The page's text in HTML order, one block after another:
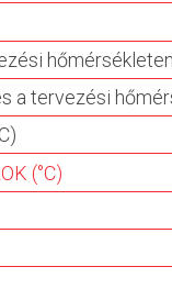
hőmérsékleten
a tervezési
(°C)